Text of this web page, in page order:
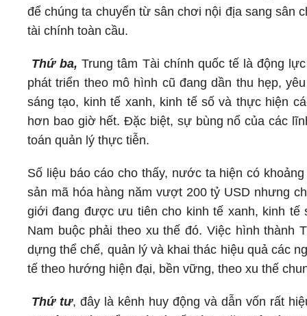
để chúng ta chuyển từ sân chơi nội địa sang sân
tài chính toàn cầu.
Thứ ba, Trung tâm Tài chính quốc tế là động
phát triển theo mô hình cũ đang dần thu hẹp,
sáng tạo, kinh tế xanh, kinh tế số và thực hiện
hơn bao giờ hết. Đặc biệt, sự bùng nổ của các
toán quản lý thực tiễn.
Số liệu báo cáo cho thấy, nước ta hiện có
sản mã hóa hàng năm vượt 200 tỷ USD nhưng
giới đang được ưu tiên cho kinh tế xanh, kinh
Nam buộc phải theo xu thế đó. Việc hình thành
dựng thể chế, quản lý và khai thác hiệu quả các
tế theo hướng hiện đại, bền vững, theo xu thế
Thứ tư, đây là kênh huy động và dẫn vốn rất